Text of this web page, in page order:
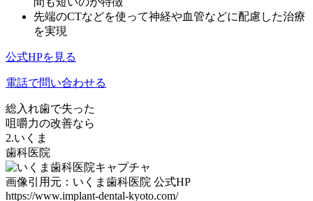
先端のCTなどを使って神経や血管などに配慮した治療
を実現
公式HPを見る
電話で問い合わせる
総入れ歯で失った
咀嚼力の改善なら
2.いくま
歯科医院
画像引用元：いくま歯科医院 公式HP
https://www.implant-dental-kyoto.com/